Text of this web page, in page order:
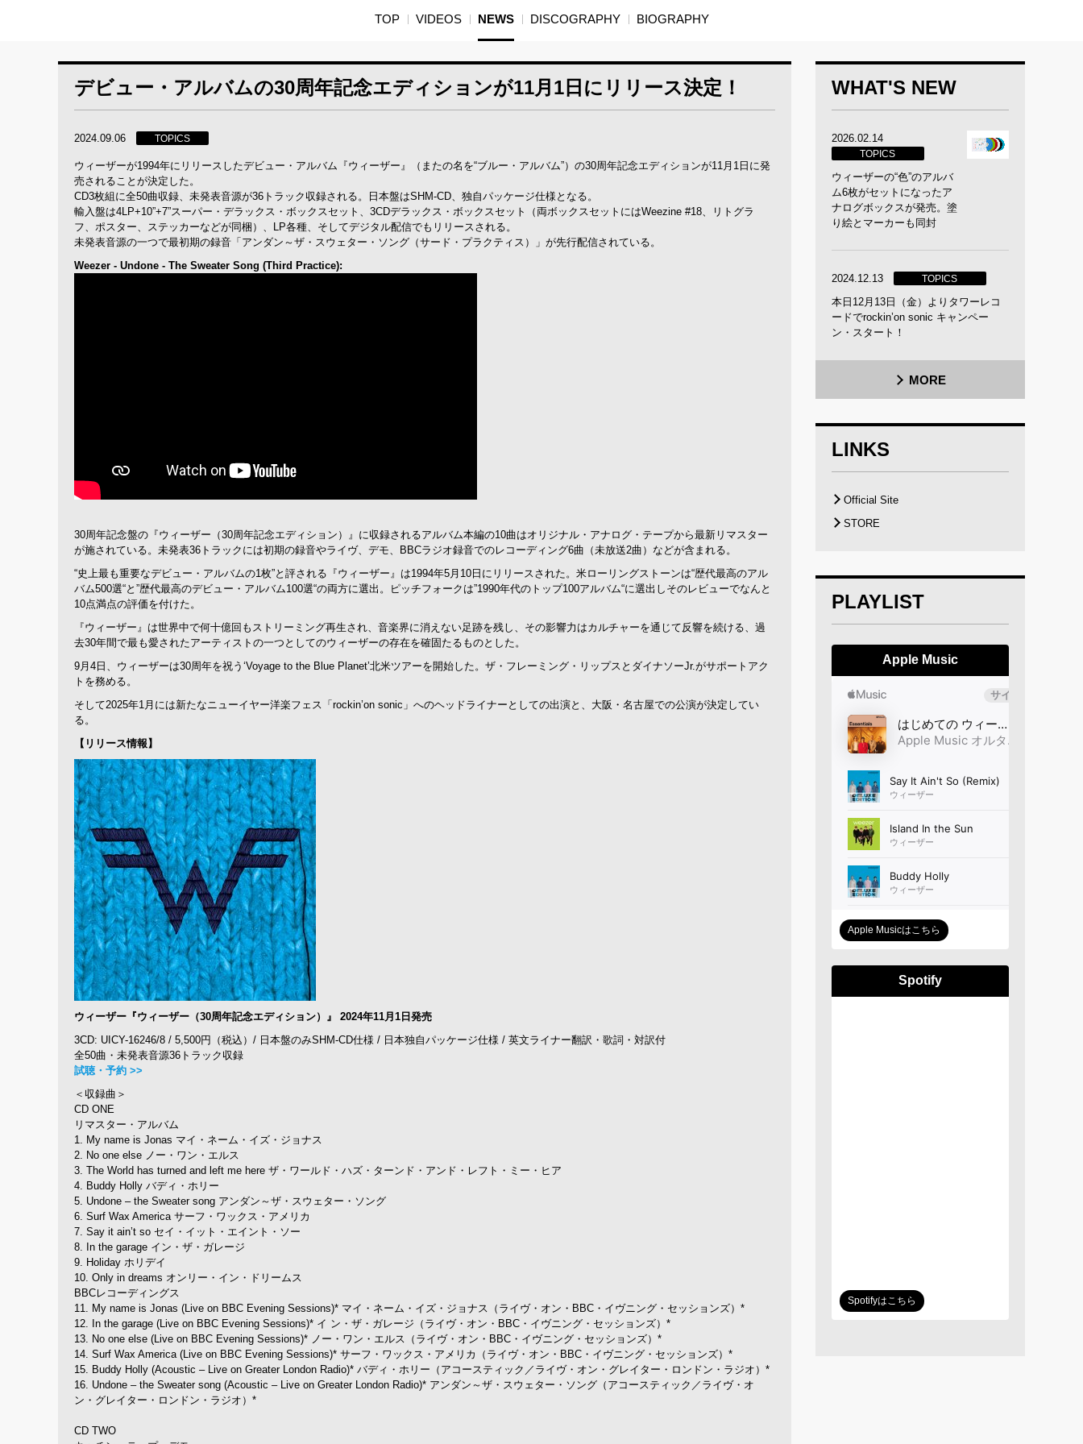
TOP VIDEOS NEWS DISCOGRAPHY BIOGRAPHY
デビュー・アルバムの30周年記念エディションが11月1日にリリース決定！
2024.09.06 TOPICS
ウィーザーが1994年にリリースしたデビュー・アルバム『ウィーザー』（またの名を“ブルー・アルバム”）の30周年記念エディションが11月1日に発
売されることが決定した。
CD3枚組に全50曲収録、未発表音源が36トラック収録される。日本盤はSHM-CD、独自パッケージ仕様となる。
輸入盤は4LP+10”+7”スーパー・デラックス・ボックスセット、3CDデラックス・ボックスセット（両ボックスセットにはWeezine #18、リトグラ
フ、ポスター、ステッカーなどが同梱）、LP各種、そしてデジタル配信でもリリースされる。
未発表音源の一つで最初期の録音「アンダン～ザ・スウェター・ソング（サード・プラクティス）」が先行配信されている。
Weezer - Undone - The Sweater Song (Third Practice):
30周年記念盤の『ウィーザー（30周年記念エディション）』に収録されるアルバム本編の10曲はオリジナル・アナログ・テープから最新リマスター
が施されている。未発表36トラックには初期の録音やライヴ、デモ、BBCラジオ録音でのレコーディング6曲（未放送2曲）などが含まれる。
“史上最も重要なデビュー・アルバムの1枚”と評される『ウィーザー』は1994年5月10日にリリースされた。米ローリングストーンは“歴代最高のアル
バム500選“と”歴代最高のデビュー・アルバム100選“の両方に選出。ピッチフォークは”1990年代のトップ100アルバム“に選出しそのレビューでなんと
10点満点の評価を付けた。
『ウィーザー』は世界中で何十億回もストリーミング再生され、音楽界に消えない足跡を残し、その影響力はカルチャーを通じて反響を続ける、過
去30年間で最も愛されたアーティストの一つとしてのウィーザーの存在を確固たるものとした。
9月4日、ウィーザーは30周年を祝う‘Voyage to the Blue Planet’北米ツアーを開始した。ザ・フレーミング・リップスとダイナソーJr.がサポートアク
トを務める。
そして2025年1月には新たなニューイヤー洋楽フェス「rockin’on sonic」へのヘッドライナーとしての出演と、大阪・名古屋での公演が決定してい
る。
【リリース情報】
ウィーザー『ウィーザー（30周年記念エディション）』 2024年11月1日発売
3CD: UICY-16246/8 / 5,500円（税込）/ 日本盤のみSHM-CD仕様 / 日本独自パッケージ仕様 / 英文ライナー翻訳・歌詞・対訳付
全50曲・未発表音源36トラック収録
試聴・予約 >>
＜収録曲＞
CD ONE
リマスター・アルバム
1. My name is Jonas マイ・ネーム・イズ・ジョナス
2. No one else ノー・ワン・エルス
3. The World has turned and left me here ザ・ワールド・ハズ・ターンド・アンド・レフト・ミー・ヒア
4. Buddy Holly バディ・ホリー
5. Undone – the Sweater song アンダン～ザ・スウェター・ソング
6. Surf Wax America サーフ・ワックス・アメリカ
7. Say it ain’t so セイ・イット・エイント・ソー
8. In the garage イン・ザ・ガレージ
9. Holiday ホリデイ
10. Only in dreams オンリー・イン・ドリームス
BBCレコーディングス
11. My name is Jonas (Live on BBC Evening Sessions)* マイ・ネーム・イズ・ジョナス（ライヴ・オン・BBC・イヴニング・セッションズ）*
12. In the garage (Live on BBC Evening Sessions)* イ ン・ザ・ガレージ（ライヴ・オン・BBC・イヴニング・セッションズ）*
13. No one else (Live on BBC Evening Sessions)* ノー・ワン・エルス（ライヴ・オン・BBC・イヴニング・セッションズ）*
14. Surf Wax America (Live on BBC Evening Sessions)* サーフ・ワックス・アメリカ（ライヴ・オン・BBC・イヴニング・セッションズ）*
15. Buddy Holly (Acoustic – Live on Greater London Radio)* バディ・ホリー（アコースティック／ライヴ・オン・グレイター・ロンドン・ラジオ）*
16. Undone – the Sweater song (Acoustic – Live on Greater London Radio)* アンダン～ザ・スウェター・ソング（アコースティック／ライヴ・オ
ン・グレイター・ロンドン・ラジオ）*
CD TWO
WHAT'S NEW
2026.02.14
TOPICS
ウィーザーの“色”のアルバ
ム6枚がセットになったア
ナログボックスが発売。塗
り絵とマーカーも同封
2024.12.13 TOPICS
本日12月13日（金）よりタワーレコ
ードでrockin’on sonic キャンペー
ン・スタート！
MORE
LINKS
Official Site
STORE
PLAYLIST
Apple Music
Apple Musicはこちら
Spotify
Spotifyはこちら